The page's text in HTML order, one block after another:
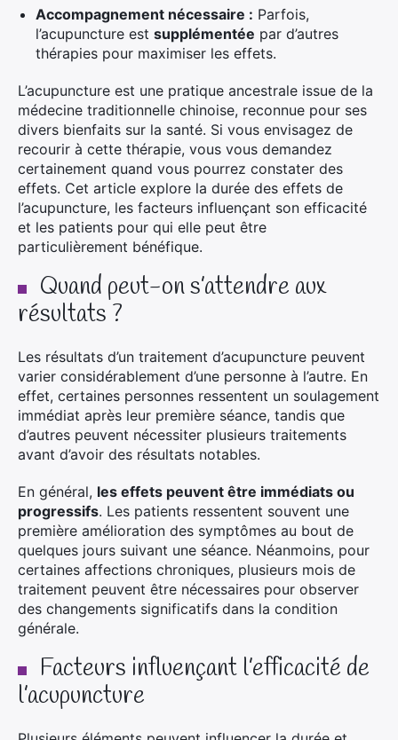
Accompagnement nécessaire : Parfois,
l’acupuncture est supplémentée par d’autres
thérapies pour maximiser les effets.
L’acupuncture est une pratique ancestrale issue de la
médecine traditionnelle chinoise, reconnue pour ses
divers bienfaits sur la santé. Si vous envisagez de
recourir à cette thérapie, vous vous demandez
certainement quand vous pourrez constater des
effets. Cet article explore la durée des effets de
l’acupuncture, les facteurs influençant son efficacité
et les patients pour qui elle peut être
particulièrement bénéfique.
Quand peut-on s’attendre aux
résultats ?
Les résultats d’un traitement d’acupuncture peuvent
varier considérablement d’une personne à l’autre. En
effet, certaines personnes ressentent un soulagement
immédiat après leur première séance, tandis que
d’autres peuvent nécessiter plusieurs traitements
avant d’avoir des résultats notables.
En général, les effets peuvent être immédiats ou
progressifs. Les patients ressentent souvent une
première amélioration des symptômes au bout de
quelques jours suivant une séance. Néanmoins, pour
certaines affections chroniques, plusieurs mois de
traitement peuvent être nécessaires pour observer
des changements significatifs dans la condition
générale.
Facteurs influençant l’efficacité de
l’acupuncture